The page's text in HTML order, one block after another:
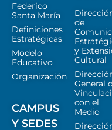
Federico
Santa María
Definiciones
Estratégicas
Modelo
Educativo
Organización
CAMPUS
Y SEDES
de
y
Cultural
General
con el
Medio